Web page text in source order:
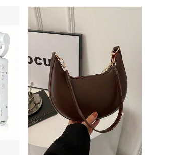
o de playa, vestido de fiesta elegan
te, vestido casual, vestido de invita
da de boda, vestido de noche de lu
jo para mujer, atuendo de vacacion
es para mujer, vestido de graduaci
ón para mujer, vestido de cumplea
ños para mujer, atuendo de vacaci
ones de verano, vestido de oficina
y transporte para mujer